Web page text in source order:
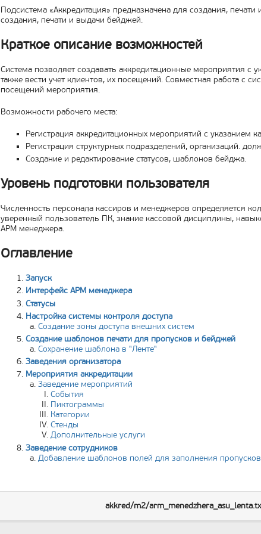
Подсистема «Аккредитация» предназначена для создания,
создания, печати и выдачи бейджей.
Краткое описание возможностей
Система позволяет создавать аккредитационные мероприятия с
также вести учет клиентов, их посещений. Совместная работа с
посещений мероприятия.
Возможности рабочего места:
Регистрация аккредитационных мероприятий с указанием
Регистрация структурных подразделений, организаций.
Создание и редактирование статусов, шаблонов бейджа.
Уровень подготовки пользователя
Численность персонала кассиров и менеджеров определяется
уверенный пользователь ПК, знание кассовой дисциплины,
АРМ менеджера.
Оглавление
Запуск
Интерфейс АРМ менеджера
Статусы
Настройка системы контроля доступа
Создание зоны доступа внешних систем
Создание шаблонов печати для пропусков и бейджей
Сохранение шаблона в "Ленте"
Заведения организатора
Мероприятия аккредитации
Заведение мероприятий
События
Пиктограммы
Категории
Стенды
Дополнительные услуги
Заведение сотрудников
Добавление шаблонов полей для заполнения
akkred/m2/